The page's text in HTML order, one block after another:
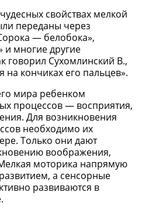
свойствах мелкой
переданы через
— белобока»,
многие другие
говорил Сухомлинский В.,
на кончиках его пальцев».
мира ребенком
процессов — восприятия,
Для возникновения
необходимо их
Только они дают
воображения,
моторика напрямую
а сенсорные
развиваются в